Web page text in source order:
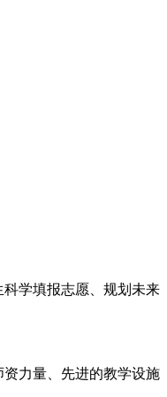
科学填报志愿、规划未来
力量、先进的教学设施